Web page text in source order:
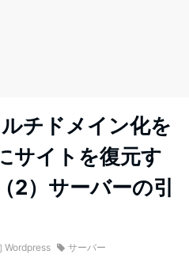
チドメイン化を
サイトを復元す
2）サーバーの引
Wordpress サーバー